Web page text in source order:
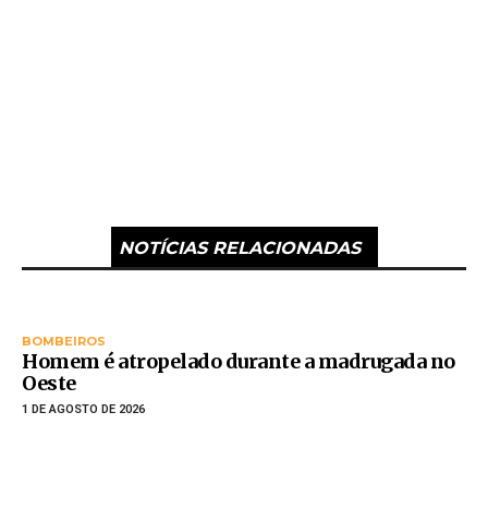
NOTÍCIAS RELACIONADAS
BOMBEIROS
Homem é atropelado durante a madrugada no
Oeste
1 DE AGOSTO DE 2026